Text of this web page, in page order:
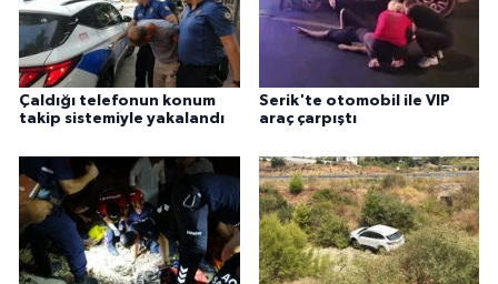
Çaldığı telefonun konum
takip sistemiyle yakalandı
Serik'te otomobil ile VIP
araç çarpıştı